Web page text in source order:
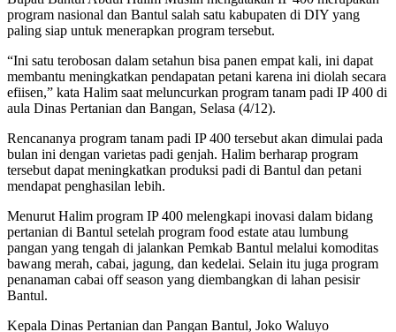
program nasional dan Bantul salah satu kabupaten di DIY yang
paling siap untuk menerapkan program tersebut.
“Ini satu terobosan dalam setahun bisa panen empat kali, ini dapat
membantu meningkatkan pendapatan petani karena ini diolah secara
efiisen,” kata Halim saat meluncurkan program tanam padi IP 400 di
aula Dinas Pertanian dan Bangan, Selasa (4/12).
Rencananya program tanam padi IP 400 tersebut akan dimulai pada
bulan ini dengan varietas padi genjah. Halim berharap program
tersebut dapat meningkatkan produksi padi di Bantul dan petani
mendapat penghasilan lebih.
Menurut Halim program IP 400 melengkapi inovasi dalam bidang
pertanian di Bantul setelah program food estate atau lumbung
pangan yang tengah di jalankan Pemkab Bantul melalui komoditas
bawang merah, cabai, jagung, dan kedelai. Selain itu juga program
penanaman cabai off season yang diembangkan di lahan pesisir
Bantul.
Kepala Dinas Pertanian dan Pangan Bantul, Joko Waluyo